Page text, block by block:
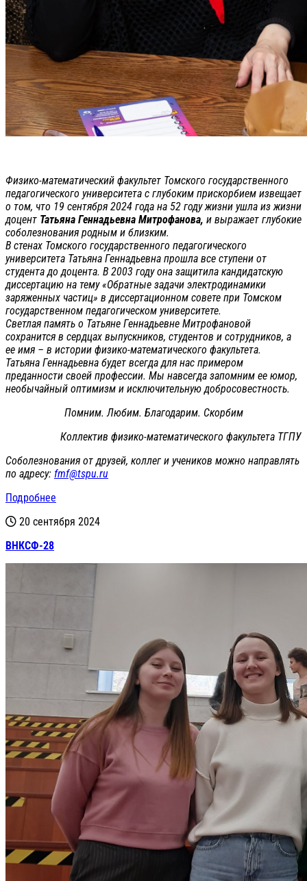
Физико-математический факультет Томского государственного
педагогического университета с глубоким прискорбием извещает
о том, что 19 сентября 2024 года на 52 году жизни ушла из жизни
доцент Татьяна Геннадьевна Митрофанова, и выражает глубокие
соболезнования родным и близким.
В стенах Томского государственного педагогического
университета Татьяна Геннадьевна прошла все ступени от
студента до доцента. В 2003 году она защитила кандидатскую
диссертацию на тему «Обратные задачи электродинамики
заряженных частиц» в диссертационном совете при Томском
государственном педагогическом университете.
Светлая память о Татьяне Геннадьевне Митрофановой
сохранится в сердцах выпускников, студентов и сотрудников, а
ее имя – в истории физико-математического факультета.
Татьяна Геннадьевна будет всегда для нас примером
преданности своей профессии. Мы навсегда запомним ее юмор,
необычайный оптимизм и исключительную добросовестность.
Помним. Любим. Благодарим. Скорбим
Коллектив физико-математического факультета ТГПУ
Соболезнования от друзей, коллег и учеников можно направлять
по адресу: fmf@tspu.ru
Подробнее
20 сентября 2024
ВНКСФ-28